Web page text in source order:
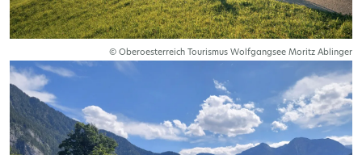
© Oberoesterreich Tourismus Wolfgangsee Moritz Ablinger